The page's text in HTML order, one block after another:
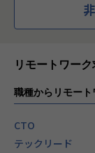
リモートワー
職種からリモー
CTO
テックリード